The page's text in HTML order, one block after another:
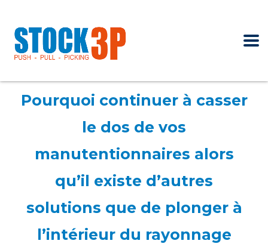
Pourquoi continuer à casser
le dos de vos
manutentionnaires alors
qu’il existe d’autres
solutions que de plonger à
l’intérieur du rayonnage